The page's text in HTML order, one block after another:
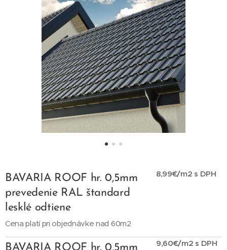
BAVARIA ROOF hr. 0,5mm
prevedenie RAL štandard
lesklé odtiene
Cena platí pri objednávke nad 60m2
8,99€/m2 s DPH
9,60€/m2 s DPH